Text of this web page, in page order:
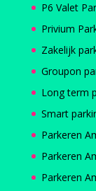
P6 Valet
Privium
Zakelijk
Groupon
Long term
Smart
Parkeren
Parkeren
Parkeren